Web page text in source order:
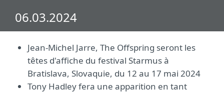
06.03.2024
Jean-Michel Jarre, The Offspring seront les
têtes d'affiche du festival Starmus à
Bratislava, Slovaquie, du 12 au 17 mai 2024
Tony Hadley fera une apparition en tant